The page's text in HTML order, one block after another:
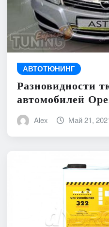
АВТОТЮНИНГ
Разновидности
автомобилей
Alex Май 21,